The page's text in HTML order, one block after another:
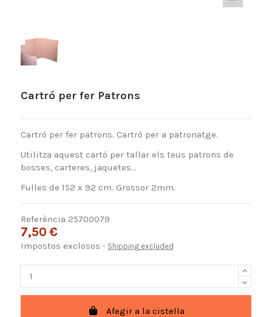
Cartró per fer Patrons
Cartró per fer patrons. Cartró per a patronatge.
Utilitza aquest cartó per tallar els teus patrons de
bosses, carteres, jaquetes...
Fulles de 152 x 92 cm. Grossor 2mm.
Referència 25700079
7,50 €
Impostos exclosos Shipping excluded
Afegir a la cistella